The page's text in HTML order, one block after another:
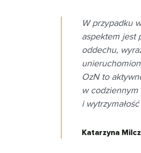
W przypadku
aspektem jest
oddechu,
OzN to
w codziennym
i
Katarzyna